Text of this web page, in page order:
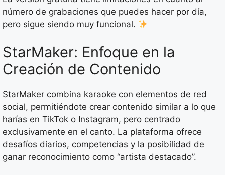
número de grabaciones que puedes hacer por día,
pero sigue siendo muy funcional.
StarMaker: Enfoque en la
Creación de Contenido
StarMaker combina karaoke con elementos de red
social, permitiéndote crear contenido similar a lo que
harías en TikTok o Instagram, pero centrado
exclusivamente en el canto. La plataforma ofrece
desafíos diarios, competencias y la posibilidad de
ganar reconocimiento como “artista destacado”.